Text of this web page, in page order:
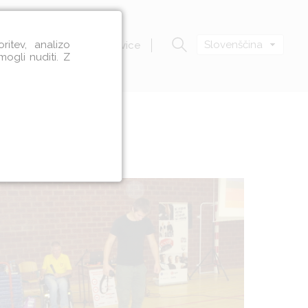
Zavod VOZIM Novice Slovenščina
analizo
nuditi. Z